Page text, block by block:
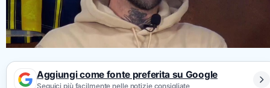
Aggiungi come fonte preferita su Google
Seguici più facilmente nelle notizie consigliate